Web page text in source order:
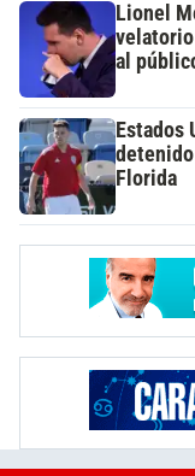
Lionel
al
Florida